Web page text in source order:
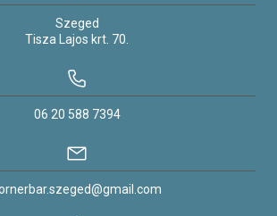
Szeged
Tisza Lajos krt. 70.
06 20 588 7394